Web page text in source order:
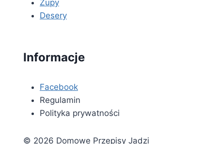
Zupy
Desery
Informacje
Facebook
Regulamin
Polityka prywatności
© 2026 Domowe Przepisy Jadzi